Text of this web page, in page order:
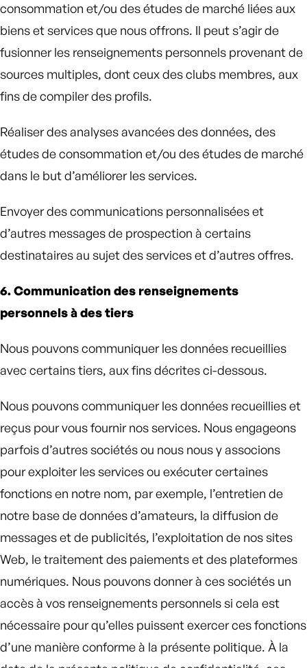
consommation et/ou des études de marché liées aux
biens et services que nous offrons. Il peut s’agir de
fusionner les renseignements personnels provenant de
sources multiples, dont ceux des clubs membres, aux
fins de compiler des profils.
Réaliser des analyses avancées des données, des
études de consommation et/ou des études de marché
dans le but d’améliorer les services.
Envoyer des communications personnalisées et
d’autres messages de prospection à certains
destinataires au sujet des services et d’autres offres.
6. Communication des renseignements
personnels à des tiers
Nous pouvons communiquer les données recueillies
avec certains tiers, aux fins décrites ci-dessous.
Nous pouvons communiquer les données recueillies et
reçus pour vous fournir nos services. Nous engageons
parfois d’autres sociétés ou nous nous y associons
pour exploiter les services ou exécuter certaines
fonctions en notre nom, par exemple, l’entretien de
notre base de données d’amateurs, la diffusion de
messages et de publicités, l’exploitation de nos sites
Web, le traitement des paiements et des plateformes
numériques. Nous pouvons donner à ces sociétés un
accès à vos renseignements personnels si cela est
nécessaire pour qu’elles puissent exercer ces fonctions
d’une manière conforme à la présente politique. À la